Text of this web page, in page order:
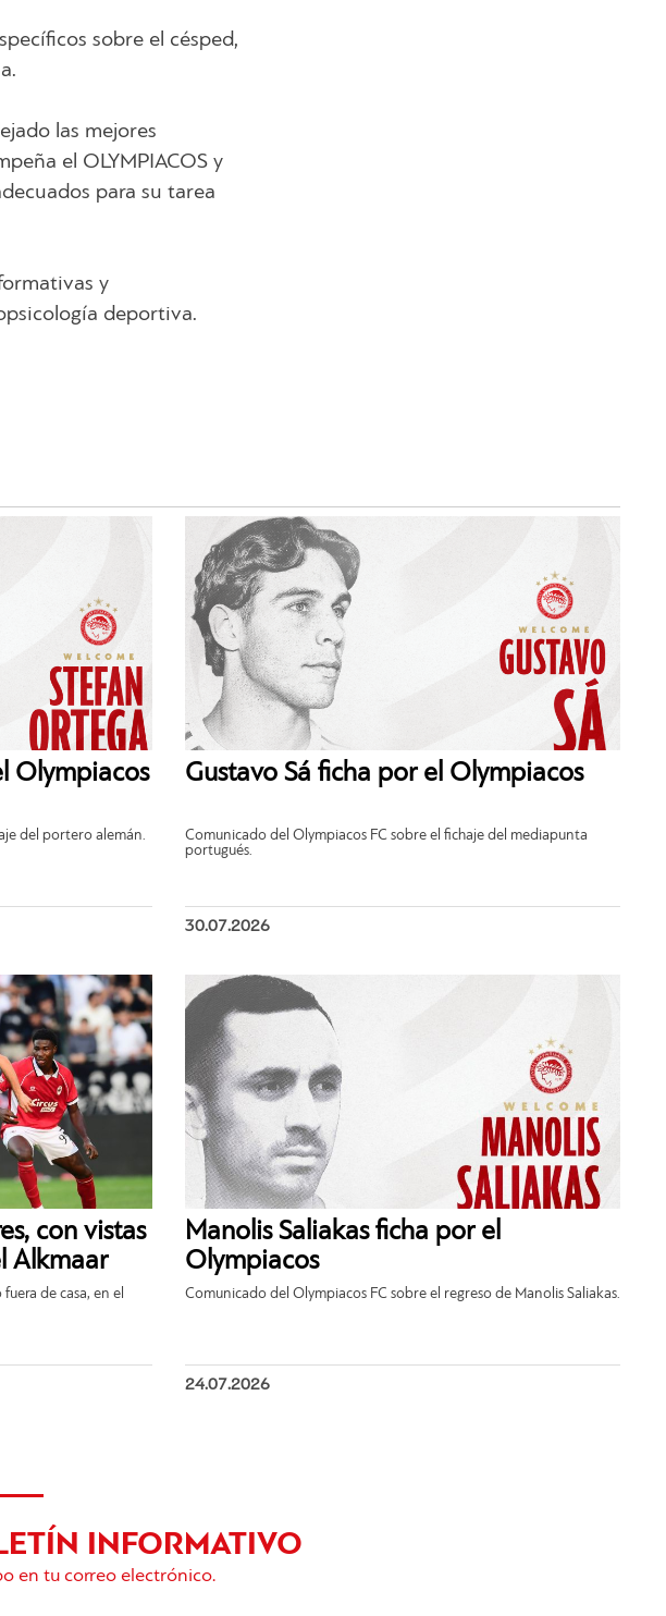
sobre el césped,
las mejores
el OLYMPIACOS y
para su tarea
y
deportiva.
Olympiacos
del portero alemán.
Gustavo Sá ficha por el Olympiacos
Comunicado del Olympiacos FC sobre el fichaje del mediapunta
portugués.
30.07.2026
con vistas
Alkmaar
de casa, en el
Manolis Saliakas ficha por el
Olympiacos
Comunicado del Olympiacos FC sobre el regreso de Manolis Saliakas.
24.07.2026
INFORMATIVO
en tu correo electrónico.